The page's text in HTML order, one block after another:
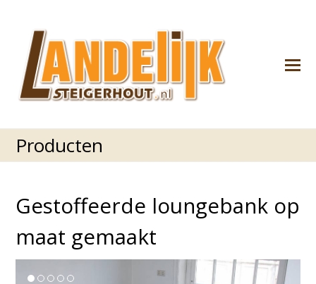
Producten
Gestoffeerde loungebank op
maat gemaakt